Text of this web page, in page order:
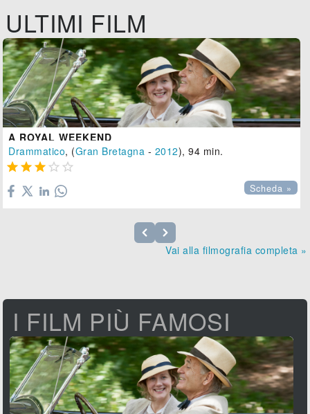
ULTIMI FILM
A ROYAL WEEKEND
Drammatico, (Gran Bretagna - 2012), 94 min.
    
Scheda »
Vai alla filmografia completa »
I FILM PIÙ FAMOSI